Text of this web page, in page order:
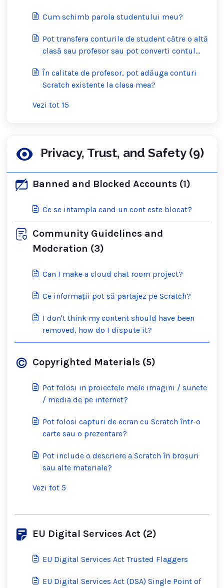
Cum schimb parola studentului meu?
Pot transfera conturile de student către o altă
clasă sau profesor sau pot converti contul
obișnuit?
În calitate de profesor, pot adăuga conturi
Scratch existente la clasa mea?
Vezi tot 15
Privacy, Trust, and Safety (9)
Banned and Blocked Accounts (1)
Ce se intampla cand un cont este blocat?
Community Guidelines and
Moderation (3)
Can I make a cloud chat room project?
Ce informații pot să partajez pe Scratch?
I don't think my content should have been
removed, how do I dispute it?
Copyrighted Materials (5)
Pot folosi in proiectele mele imagini / sunete
/ media de pe internet?
Pot folosi capturi de ecran cu Scratch într-o
carte sau o prezentare?
Pot include o descriere a Scratch în broșuri
sau alte materiale?
Vezi tot 5
EU Digital Services Act (2)
EU Digital Services Act Trusted Flaggers
EU Digital Services Act (DSA) Single Point of